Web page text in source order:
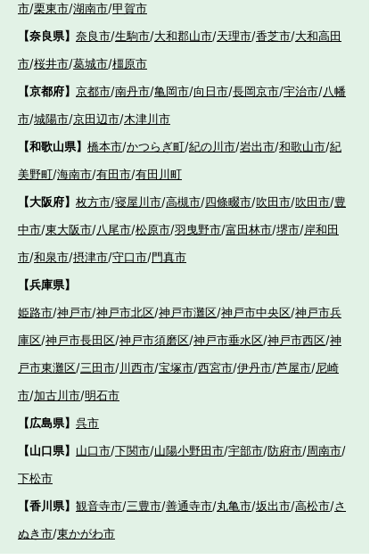
市/栗東市/湖南市/甲賀市
【奈良県】 奈良市/生駒市/大和郡山市/天理市/香芝市/大和高田
市/桜井市/葛城市/橿原市
【京都府】 京都市/南丹市/亀岡市/向日市/長岡京市/宇治市/八幡
市/城陽市/京田辺市/木津川市
【和歌山県】 橋本市/かつらぎ町/紀の川市/岩出市/和歌山市/紀
美野町/海南市/有田市/有田川町
【大阪府】 枚方市/寝屋川市/高槻市/四條畷市/吹田市/吹田市/豊
中市/東大阪市/八尾市/松原市/羽曳野市/富田林市/堺市/岸和田
市/和泉市/摂津市/守口市/門真市
【兵庫県】
姫路市/神戸市/神戸市北区/神戸市灘区/神戸市中央区/神戸市兵
庫区/神戸市長田区/神戸市須磨区/神戸市垂水区/神戸市西区/神
戸市東灘区/三田市/川西市/宝塚市/西宮市/伊丹市/芦屋市/尼崎
市/加古川市/明石市
【広島県】 呉市
【山口県】 山口市/下関市/山陽小野田市/宇部市/防府市/周南市/
下松市
【香川県】 観音寺市/三豊市/善通寺市/丸亀市/坂出市/高松市/さ
ぬき市/東かがわ市